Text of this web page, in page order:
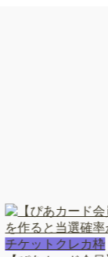
チケットクレカ枠